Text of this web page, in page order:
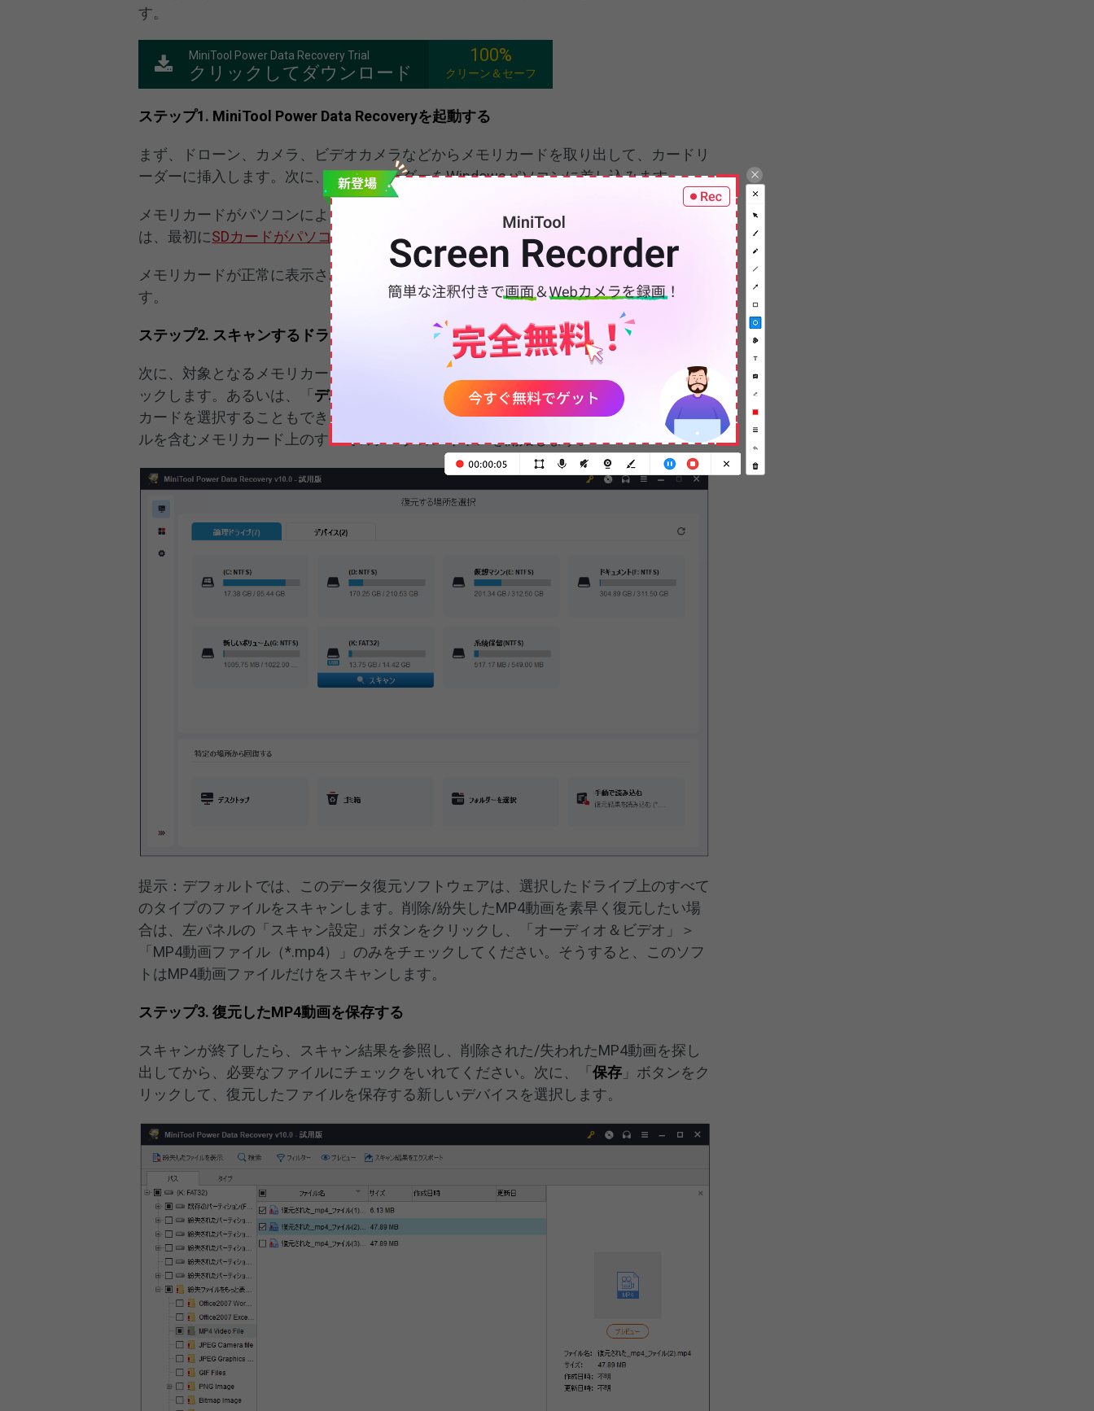
す。
MiniTool Power Data Recovery Trial
クリックしてダウンロード
100%
クリーン＆セーフ
ステップ1. MiniTool Power Data Recoveryを起動する
まず、ドローン、カメラ、ビデオカメラなどからメモリカードを取り出して、カードリ
ーダーに挿入します。次に、カードリーダーをWindowsパソコンに差し込みます。
メモリカードがパソコンによって認識されているかどうかを確認し、表示されない場合
は、最初にSDカードがパソコンで見れない問題 を解決してください。
メモリカードが正常に表示された場合、MiniTool Power Data Recoveryを起動できま
す。
ステップ2. スキャンするドライブ/デバイスを選択する
次に、対象となるメモリカードのドライブにカーソルを合わせて、「
」をクリ
ックします。あるいは、「 デバイス
」タブをクリックして、スキャンする対象のメモリ
カードを選択することもできます。すると、このソフトは、削除/紛失したMP4ファイ
ルを含むメモリカード上のすべてのデータのスキャンを開始します。
提示：デフォルトでは、このデータ復元ソフトウェアは、選択したドライブ上のすべて
のタイプのファイルをスキャンします。削除/紛失したMP4動画を素早く復元したい場
合は、左パネルの「スキャン設定」ボタンをクリックし、「オーディオ＆ビデオ」＞
「MP4動画ファイル（*.mp4）」のみをチェックしてください。そうすると、このソフ
トはMP4動画ファイルだけをスキャンします。
ステップ3. 復元したMP4動画を保存する
スキャンが終了したら、スキャン結果を参照し、削除された/失われたMP4動画を探し
出してから、必要なファイルにチェックをいれてください。次に、「保存 」ボタンをク
リックして、復元したファイルを保存する新しいデバイスを選択します。